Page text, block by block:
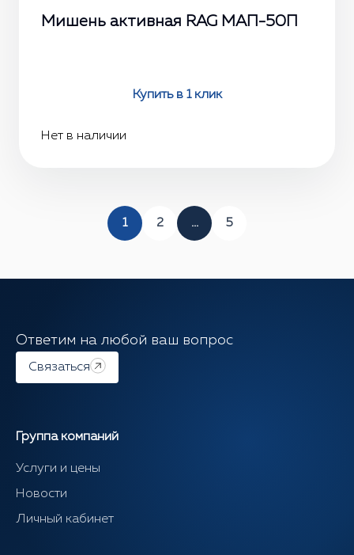
Мишень активная RAG МАП-50П
Купить в 1 клик
Нет в наличии
1 2 ... 5
Ответим на любой ваш вопрос
Связаться
Группа компаний
Услуги и цены
Новости
Личный кабинет